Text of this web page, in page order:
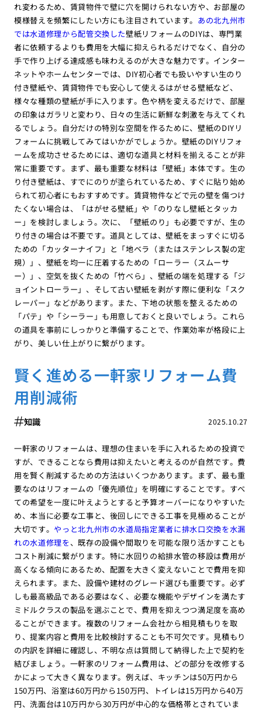
れ変わるため、賃貸物件で壁に穴を開けられない方や、お部屋の
模様替えを頻繁にしたい方にも注目されています。 あの北九州市
では水道修理から配管交換した壁紙リフォームのDIYは、専門業
者に依頼するよりも費用を大幅に抑えられるだけでなく、自分の
手で作り上げる達成感も味わえるのが大きな魅力です。インター
ネットやホームセンターでは、DIY初心者でも扱いやすい生のり
付き壁紙や、賃貸物件でも安心して使えるはがせる壁紙など、
様々な種類の壁紙が手に入ります。色や柄を変えるだけで、部屋
の印象はガラリと変わり、日々の生活に新鮮な刺激を与えてくれ
るでしょう。自分だけの特別な空間を作るために、壁紙のDIYリ
フォームに挑戦してみてはいかがでしょうか。壁紙のDIYリフォ
ームを成功させるためには、適切な道具と材料を揃えることが非
常に重要です。まず、最も重要な材料は「壁紙」本体です。生の
り付き壁紙は、すでにのりが塗られているため、すぐに貼り始め
られて初心者にもおすすめです。賃貸物件などで元の壁を傷つけ
たくない場合は、「はがせる壁紙」や「のりなし壁紙とタッカ
ー」を検討しましょう。次に、「壁紙のり」も必要ですが、生の
り付きの場合は不要です。道具としては、壁紙をまっすぐに切る
ための「カッターナイフ」と「地ベラ（またはステンレス製の定
規）」、壁紙を均一に圧着するための「ローラー（スムーサ
ー）」、空気を抜くための「竹べら」、壁紙の端を処理する「ジ
ョイントローラー」、そして古い壁紙を剥がす際に便利な「スク
レーパー」などがあります。また、下地の状態を整えるための
「パテ」や「シーラー」も用意しておくと良いでしょう。これら
の道具を事前にしっかりと準備することで、作業効率が格段に上
がり、美しい仕上がりに繋がります。
賢く進める一軒家リフォーム費
用削減術
2025.10.27
知識
一軒家のリフォームは、理想の住まいを手に入れるための投資で
すが、できることなら費用は抑えたいと考えるのが自然です。費
用を賢く削減するための方法はいくつかあります。まず、最も重
要なのはリフォームの「優先順位」を明確にすることです。すべ
ての希望を一度に叶えようとすると予算オーバーになりやすいた
め、本当に必要な工事と、後回しにできる工事を見極めることが
大切です。 やっと北九州市の水道局指定業者に排水口交換を水漏
れの水道修理を、既存の設備や間取りを可能な限り活かすことも
コスト削減に繋がります。特に水回りの給排水管の移設は費用が
高くなる傾向にあるため、配置を大きく変えないことで費用を抑
えられます。また、設備や建材のグレード選びも重要です。必ず
しも最高級品である必要はなく、必要な機能やデザインを満たす
ミドルクラスの製品を選ぶことで、費用を抑えつつ満足度を高め
ることができます。複数のリフォーム会社から相見積もりを取
り、提案内容と費用を比較検討することも不可欠です。見積もり
の内訳を詳細に確認し、不明な点は質問して納得した上で契約を
結びましょう。一軒家のリフォーム費用は、どの部分を改修する
かによって大きく異なります。例えば、キッチンは50万円から
150万円、浴室は60万円から150万円、トイレは15万円から40万
円、洗面台は10万円から30万円が中心的な価格帯とされていま